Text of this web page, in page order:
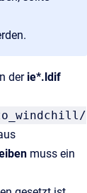
der ie*.ldif
muss ein